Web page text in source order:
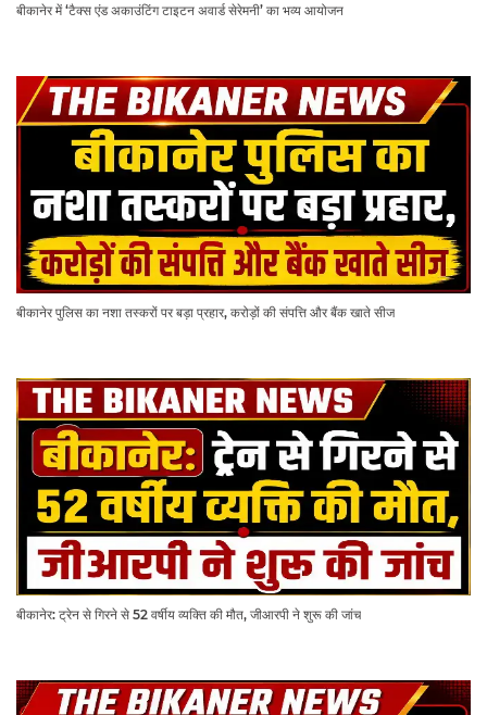
बीकानेर में ‘टैक्स एंड अकाउंटिंग टाइटन अवार्ड सेरेमनी’ का भव्य आयोजन
बीकानेर पुलिस का नशा तस्करों पर बड़ा प्रहार, करोड़ों की संपत्ति और बैंक खाते सीज
बीकानेर: ट्रेन से गिरने से 52 वर्षीय व्यक्ति की मौत, जीआरपी ने शुरू की जांच